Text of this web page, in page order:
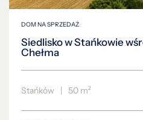
DOM NA SPRZEDAŻ
Siedlisko w Stańkowie
Chełma
Stańków | 50 m²